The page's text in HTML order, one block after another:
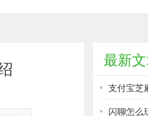
最新